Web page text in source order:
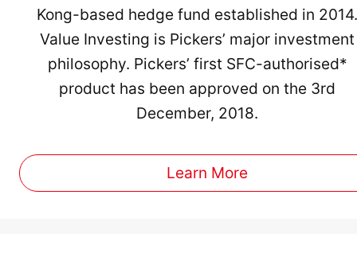
Kong-based hedge fund established in
Value Investing is Pickers’ major investment
philosophy. Pickers’ first SFC-authorised*
product has been approved on the 3rd
December, 2018.
Learn More